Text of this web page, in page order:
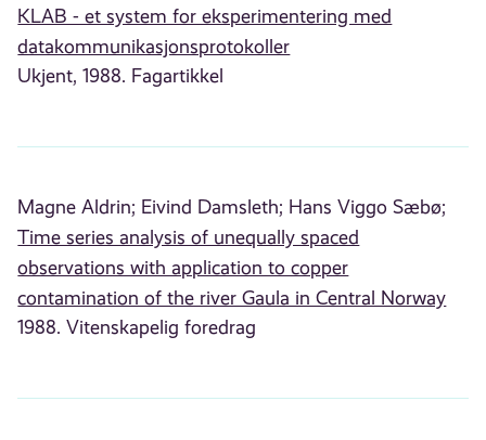
KLAB - et system for eksperimentering med
datakommunikasjonsprotokoller
Ukjent, 1988. Fagartikkel
Magne Aldrin; Eivind Damsleth; Hans Viggo Sæbø;
Time series analysis of unequally spaced
observations with application to copper
contamination of the river Gaula in Central Norway
1988. Vitenskapelig foredrag